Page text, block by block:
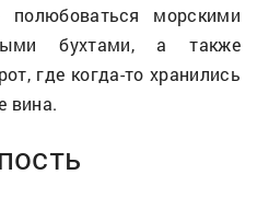
морскими
бухтами, а также
где когда-то хранились
вина.